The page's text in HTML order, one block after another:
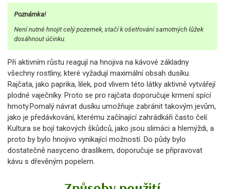
Poznámka!
Není nutné hnojit celý pozemek, stačí k ošetřování samotných lůžek
dosáhnout účinku.
Při aktivním růstu reagují na hnojiva na kávové základny
všechny rostliny, které vyžadují maximální obsah dusíku.
Rajčata, jako paprika, lilek, pod vlivem této látky aktivně vytvářejí
plodné vaječníky. Proto se pro rajčata doporučuje krmení spící
hmoty.Pomalý návrat dusíku umožňuje zabránit takovým jevům,
jako je předávkování, kterému začínající zahrádkáři často čelí.
Kultura se bojí takových škůdců, jako jsou slimáci a hlemýždi, a
proto by bylo hnojivo vynikající možností. Do půdy bylo
dostatečně nasyceno draslíkem, doporučuje se připravovat
kávu s dřevěným popelem.